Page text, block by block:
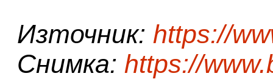
Източник: https://
Снимка: https://